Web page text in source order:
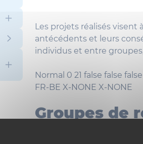
Les projets réalisés
antécédents et leurs
individus et entre
Normal 0 21 false false false
FR-BE X-NONE X-NONE
Groupes de
domaine –